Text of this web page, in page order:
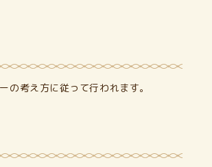
考え方に従って行われます。